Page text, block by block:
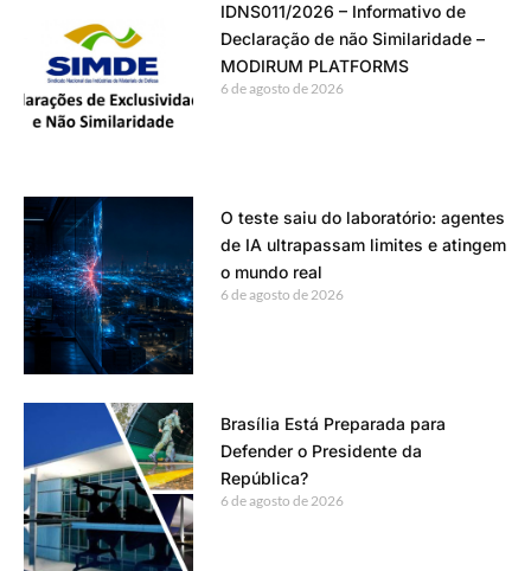
IDNS011/2026 – Informativo de
Declaração de não Similaridade –
MODIRUM PLATFORMS
6 de agosto de 2026
O teste saiu do laboratório: agentes
de IA ultrapassam limites e atingem
o mundo real
6 de agosto de 2026
Brasília Está Preparada para
Defender o Presidente da
República?
6 de agosto de 2026